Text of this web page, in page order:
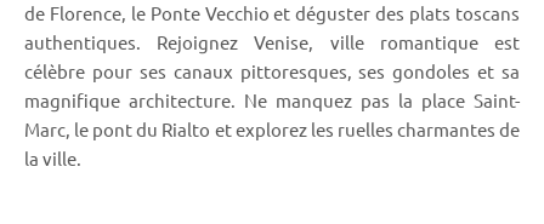
de Florence, le Ponte Vecchio et déguster des plats toscans
authentiques. Rejoignez Venise, ville romantique est
célèbre pour ses canaux pittoresques, ses gondoles et sa
magnifique architecture. Ne manquez pas la place Saint-
Marc, le pont du Rialto et explorez les ruelles charmantes de
la ville.